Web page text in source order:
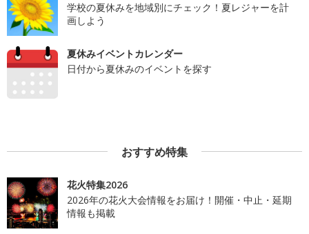
学校の夏休みを地域別にチェック！夏レジャーを計
画しよう
夏休みイベントカレンダー
日付から夏休みのイベントを探す
おすすめ特集
花火特集2026
2026年の花火大会情報をお届け！開催・中止・延期
情報も掲載